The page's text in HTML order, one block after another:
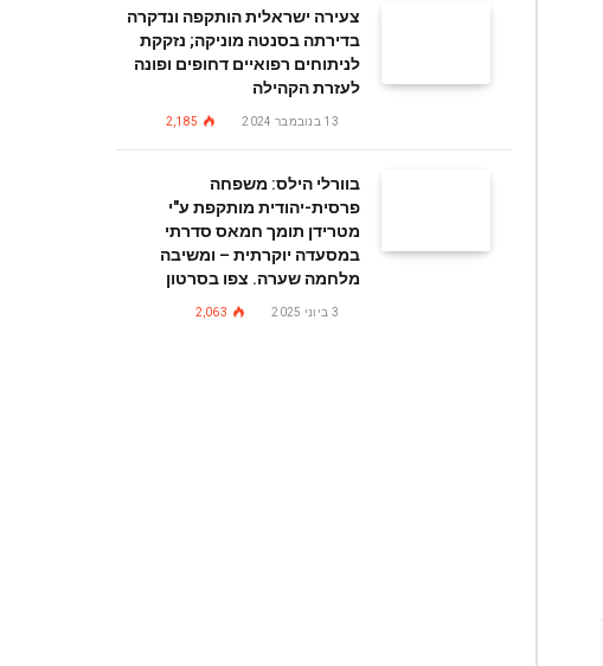
צעירה ישראלית הותקפה ונדקרה
בדירתה בסנטה מוניקה; נזקקת
לניתוחים רפואיים דחופים ופונה
לעזרת הקהילה
13 בנובמבר 2024 2,185
בוורלי הילס: משפחה
פרסית-יהודית מותקפת ע"י
מטרידן תומך חמאס סדרתי
במסעדה יוקרתית – ומשיבה
מלחמה שערה. צפו בסרטון
3 ביוני 2025 2,063